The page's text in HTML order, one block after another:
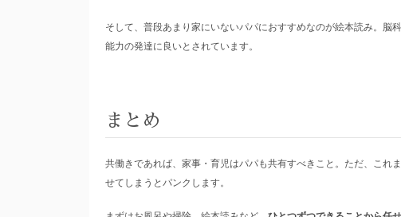
そして、普段あまり家にいないパパにおすすめなのが絵本読み。
能力の発達に良いとされています。
まとめ
共働きであれば、家事・育児はパパも共有すべきこと。ただ、これ
せてしまうとパンクします。